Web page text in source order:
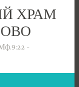
ХРАМ